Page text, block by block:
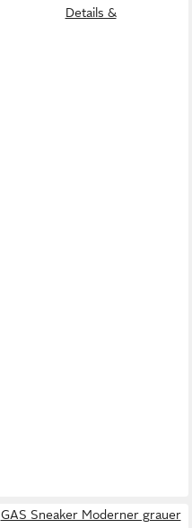
Details &
GAS Sneaker Moderner grauer